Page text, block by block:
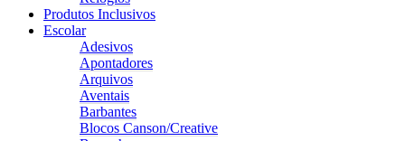
Produtos Inclusivos
Escolar
Adesivos
Apontadores
Arquivos
Aventais
Barbantes
Blocos Canson/Creative